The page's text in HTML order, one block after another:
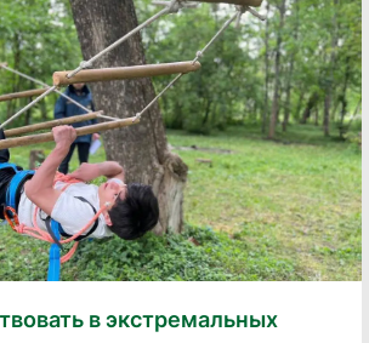
в экстремальных